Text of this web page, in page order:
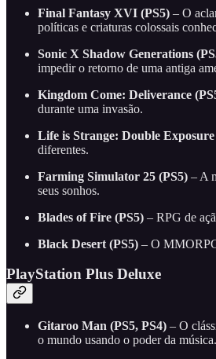
Final Fantasy XVI (PS5) – O
políticas e criaturas colossais
Sonic X Shadow Generations
impedir o retorno de uma antiga
Kingdom Come: Deliverance
durante uma invasão.
Life is Strange: Double Exposure
diferentes.
Farming Simulator 25 (PS5) – A
seus sonhos.
Blades of Fire (PS5) – RPG de
Black Desert (PS5) – O
PlayStation Plus Deluxe
Gitaroo Man (PS5, PS4) – O
o mundo usando o poder da música.